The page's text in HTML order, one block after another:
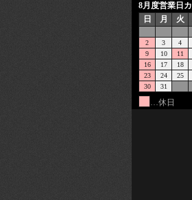
8月度営業日
日
月 火
2
3 4
9
10 11
16
17 18
23
24 25
30
31
…休日